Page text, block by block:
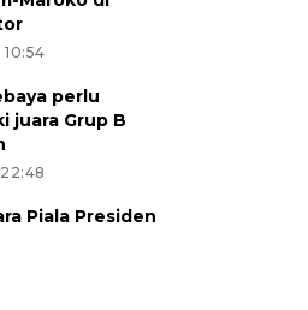
perlu
juara Grup B
Piala Presiden